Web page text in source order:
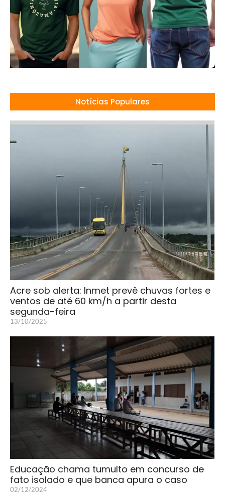
Notícias Populares
Acre sob alerta: Inmet prevê chuvas fortes e
ventos de até 60 km/h a partir desta
segunda-feira
13/10/2025
Educação chama tumulto em concurso de
fato isolado e que banca apura o caso
02/12/2024